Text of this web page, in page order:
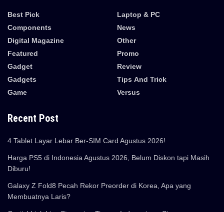
Best Pick
Components
Digital Magazine
Featured
Gadget
Gadgets
Game
Laptop & PC
News
Other
Promo
Review
Tips And Trick
Versus
Recent Post
4 Tablet Layar Lebar Ber-SIM Card Agustus 2026!
Harga PS5 di Indonesia Agustus 2026, Belum Diskon tapi Masih
Diburu!
Galaxy Z Fold8 Pecah Rekor Preorder di Korea, Apa yang
Membuatnya Laris?